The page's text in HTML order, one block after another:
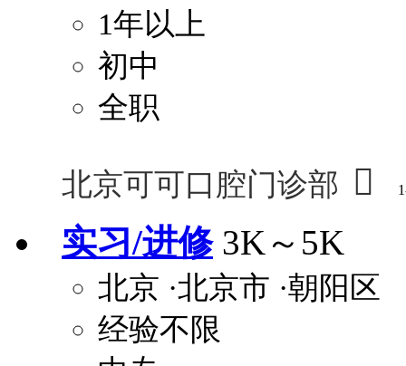
1年以上
初中
全职
北京可可口腔门诊部 
实习/进修 3K～5K
北京 ·北京市 ·朝阳区
经验不限